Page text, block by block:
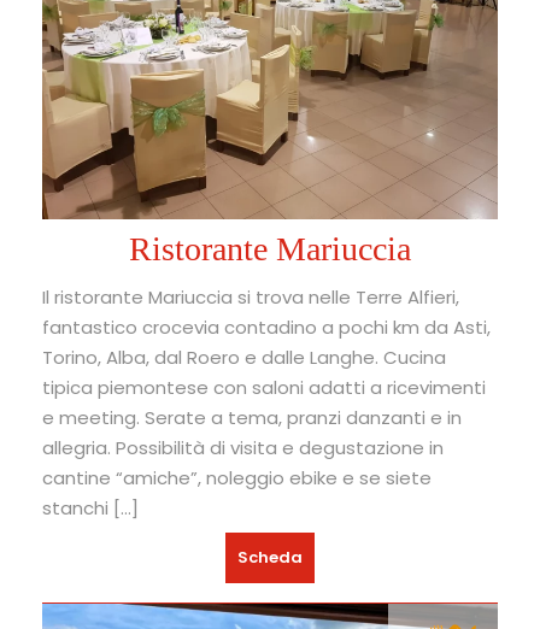
Ristorante Mariuccia
Il ristorante Mariuccia si trova nelle Terre Alfieri,
fantastico crocevia contadino a pochi km da Asti,
Torino, Alba, dal Roero e dalle Langhe. Cucina
tipica piemontese con saloni adatti a ricevimenti
e meeting. Serate a tema, pranzi danzanti e in
allegria. Possibilità di visita e degustazione in
cantine “amiche”, noleggio ebike e se siete
stanchi […]
Scheda